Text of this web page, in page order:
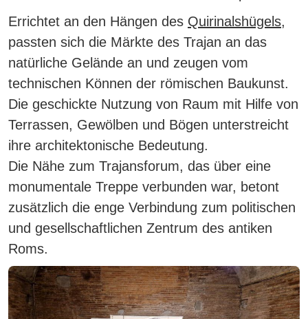
Errichtet an den Hängen des Quirinalshügels,
passten sich die Märkte des Trajan an das
natürliche Gelände an und zeugen vom
technischen Können der römischen Baukunst.
Die geschickte Nutzung von Raum mit Hilfe von
Terrassen, Gewölben und Bögen unterstreicht
ihre architektonische Bedeutung.
Die Nähe zum Trajansforum, das über eine
monumentale Treppe verbunden war, betont
zusätzlich die enge Verbindung zum politischen
und gesellschaftlichen Zentrum des antiken
Roms.